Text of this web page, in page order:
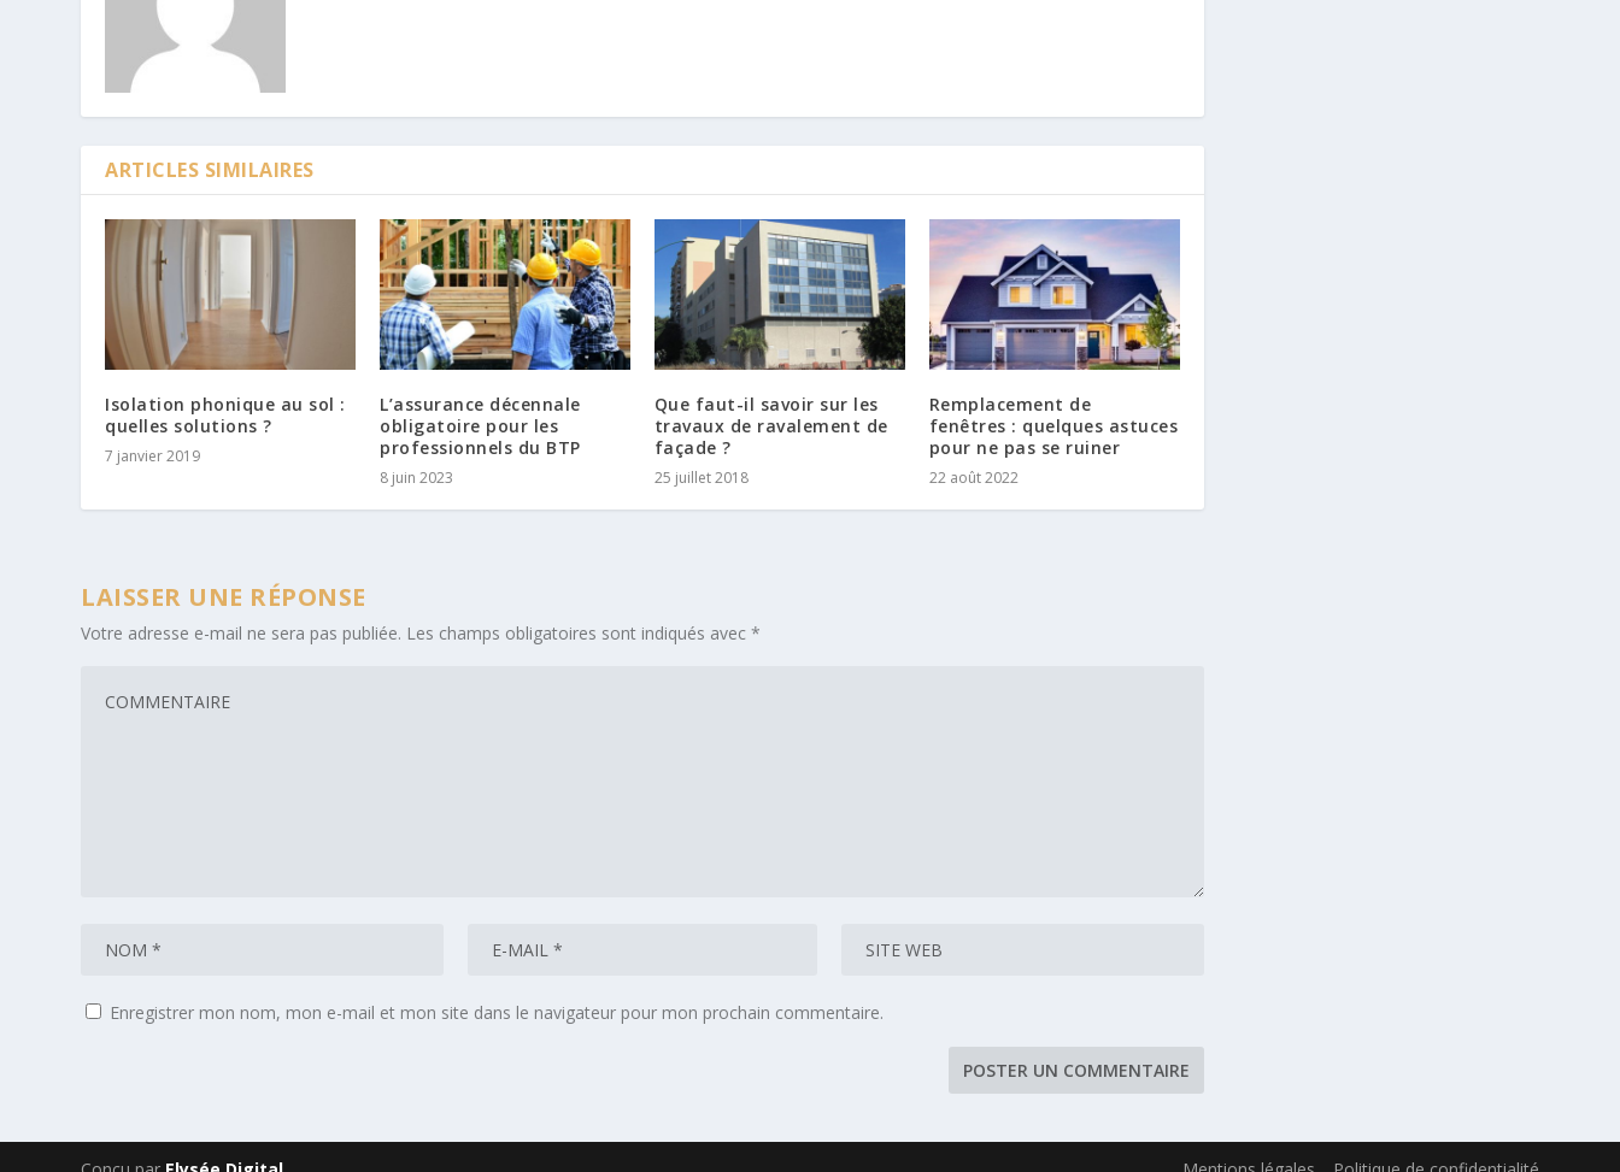
ARTICLES SIMILAIRES
Isolation phonique au sol :
quelles solutions ?
7 janvier 2019
L’assurance décennale
obligatoire pour les
professionnels du BTP
8 juin 2023
Que faut-il savoir sur les
travaux de ravalement de
façade ?
25 juillet 2018
Remplacement de
fenêtres : quelques astuces
pour ne pas se ruiner
22 août 2022
LAISSER UNE RÉPONSE
Votre adresse e-mail ne sera pas publiée. Les champs obligatoires sont indiqués avec*
Enregistrer mon nom, mon e-mail et mon site dans le navigateur pour mon prochain commentaire.